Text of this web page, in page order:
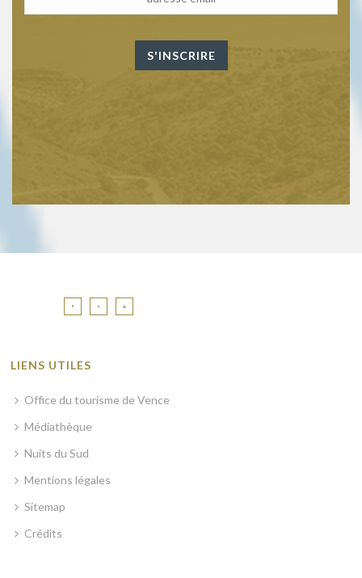
LIENS UTILES
Office du tourisme de Vence
Médiathèque
Nuits du Sud
Mentions légales
Sitemap
Crédits